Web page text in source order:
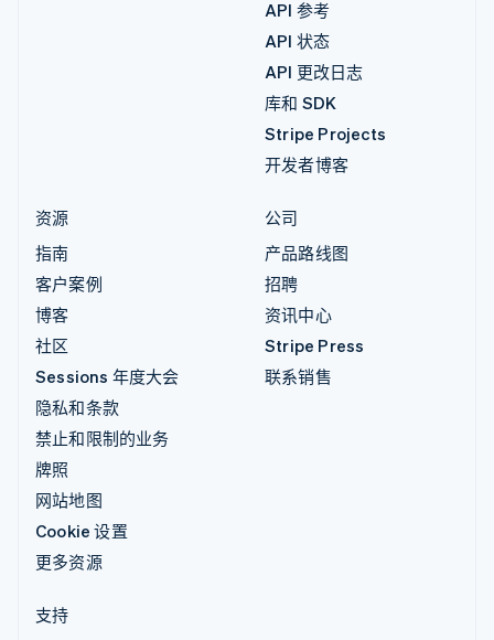
API 参考
API 状态
API 更改日志
库和 SDK
Stripe Projects
开发者博客
资源
指南
客户案例
博客
社区
Sessions 年度大会
隐私和条款
禁止和限制的业务
牌照
网站地图
Cookie 设置
更多资源
公司
产品路线图
招聘
资讯中心
Stripe Press
联系销售
支持